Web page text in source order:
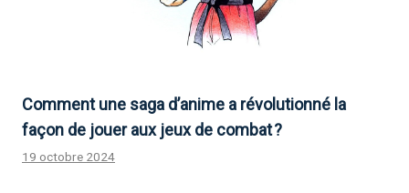
Comment une saga d’anime a révolutionné la
façon de jouer aux jeux de combat ?
19 octobre 2024